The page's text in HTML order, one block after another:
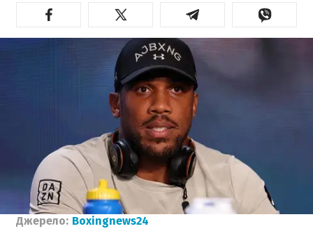
Джерело: Boxingnews24